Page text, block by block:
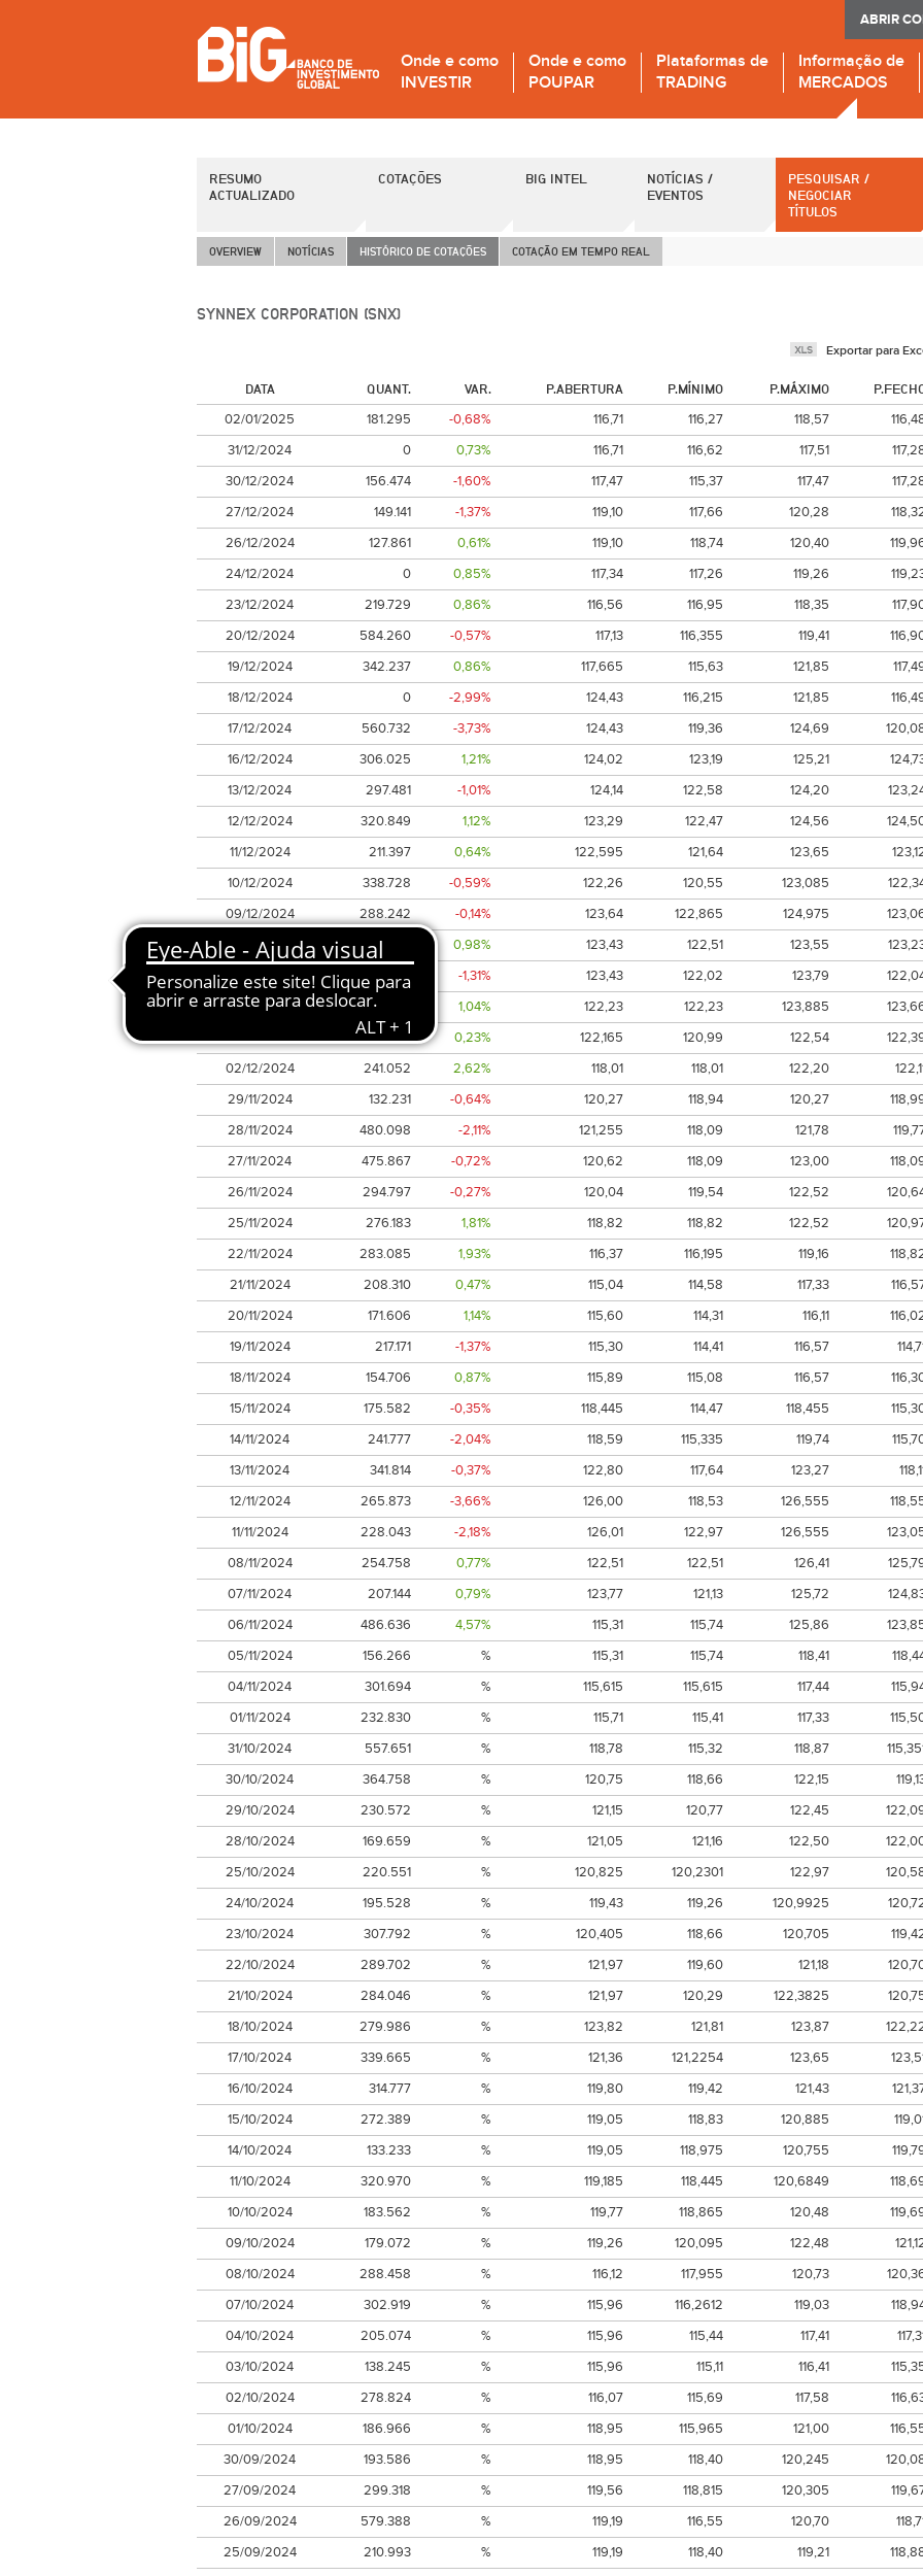
ABRIR
Onde e como
INVESTIR
Onde e como
POUPAR
Plataformas de
TRADING
Informação de
MERCADOS
RESUMO
ACTUALIZADO
COTAÇÕES BIG INTEL
NOTÍCIAS /
EVENTOS
PESQUISAR /
NEGOCIAR
TÍTULOS
OVERVIEW NOTÍCIAS HISTÓRICO DE COTAÇÕES COTAÇÃO EM TEMPO REAL
SYNNEX CORPORATION (SNX)
Exportar para
DATA QUANT. VAR. P.ABERTURA P.MÍNIMO P.MÁXIMO
02/01/2025 181.295 -0,68% 116,71 116,27 118,57
31/12/2024
0 0,73% 116,71 116,62 117,51
30/12/2024
156.474 -1,60% 117,47 115,37 117,47
27/12/2024
149.141 -1,37% 119,10 117,66 120,28
26/12/2024
127.861 0,61% 119,10 118,74 120,40
24/12/2024
0 0,85% 117,34 117,26 119,26
23/12/2024
219.729 0,86% 116,56 116,95 118,35
20/12/2024
584.260 -0,57% 117,13 116,355 119,41
19/12/2024
342.237 0,86% 117,665 115,63 121,85
18/12/2024
0 -2,99% 124,43 116,215 121,85
17/12/2024
560.732 -3,73% 124,43 119,36 124,69
16/12/2024
306.025 1,21% 124,02 123,19 125,21
13/12/2024
297.481 -1,01% 124,14 122,58 124,20
12/12/2024
320.849 1,12% 123,29 122,47 124,56
11/12/2024
211.397 0,64% 122,595 121,64 123,65
10/12/2024
338.728 -0,59% 122,26 120,55 123,085
09/12/2024
288.242 -0,14% 123,64 122,865 124,975
06/12/2024
195.783 0,98% 123,43 122,51 123,55
05/12/2024
220.256 -1,31% 123,43 122,02 123,79
04/12/2024
208.108 1,04% 122,23 122,23 123,885
03/12/2024
182.092 0,23% 122,165 120,99 122,54
02/12/2024
241.052 2,62% 118,01 118,01 122,20
29/11/2024
132.231 -0,64% 120,27 118,94 120,27
28/11/2024
480.098 -2,11% 121,255 118,09 121,78
27/11/2024
475.867 -0,72% 120,62 118,09 123,00
26/11/2024
294.797 -0,27% 120,04 119,54 122,52
25/11/2024
276.183 1,81% 118,82 118,82 122,52
22/11/2024
283.085 1,93% 116,37 116,195 119,16
21/11/2024
208.310 0,47% 115,04 114,58 117,33
20/11/2024
171.606 1,14% 115,60 114,31 116,11
19/11/2024
217.171 -1,37% 115,30 114,41 116,57
18/11/2024
154.706 0,87% 115,89 115,08 116,57
15/11/2024
175.582 -0,35% 118,445 114,47 118,455
14/11/2024
241.777 -2,04% 118,59 115,335 119,74
13/11/2024
341.814 -0,37% 122,80 117,64 123,27
12/11/2024
265.873 -3,66% 126,00 118,53 126,555
11/11/2024
228.043 -2,18% 126,01 122,97 126,555
08/11/2024
254.758 0,77% 122,51 122,51 126,41
07/11/2024
207.144 0,79% 123,77 121,13 125,72
06/11/2024
486.636 4,57% 115,31 115,74 125,86
05/11/2024
156.266 % 115,31 115,74 118,41
04/11/2024
301.694 % 115,615 115,615 117,44
01/11/2024
232.830 % 115,71 115,41 117,33
31/10/2024
557.651 % 118,78 115,32 118,87
30/10/2024
364.758 % 120,75 118,66 122,15
29/10/2024
230.572 % 121,15 120,77 122,45
28/10/2024
169.659 % 121,05 121,16 122,50
25/10/2024
220.551 % 120,825 120,2301 122,97
24/10/2024
195.528 % 119,43 119,26 120,9925
23/10/2024
307.792 % 120,405 118,66 120,705
22/10/2024
289.702 % 121,97 119,60 121,18
21/10/2024
284.046 % 121,97 120,29 122,3825
18/10/2024
279.986 % 123,82 121,81 123,87
17/10/2024
339.665 % 121,36 121,2254 123,65
16/10/2024
314.777 % 119,80 119,42 121,43
15/10/2024
272.389 % 119,05 118,83 120,885
14/10/2024
133.233 % 119,05 118,975 120,755
11/10/2024
320.970 % 119,185 118,445 120,6849
10/10/2024
183.562 % 119,77 118,865 120,48
09/10/2024
179.072 % 119,26 120,095 122,48
08/10/2024
288.458 % 116,12 117,955 120,73
07/10/2024
302.919 % 115,96 116,2612 119,03
04/10/2024
205.074 % 115,96 115,44 117,41
03/10/2024
138.245 % 115,96 115,11 116,41
02/10/2024
278.824 % 116,07 115,69 117,58
01/10/2024
186.966 % 118,95 115,965 121,00
30/09/2024
193.586 % 118,95 118,40 120,245
27/09/2024
299.318 % 119,56 118,815 120,305
26/09/2024
579.388 % 119,19 116,55 120,70
25/09/2024
210.993 % 119,19 118,40 119,21